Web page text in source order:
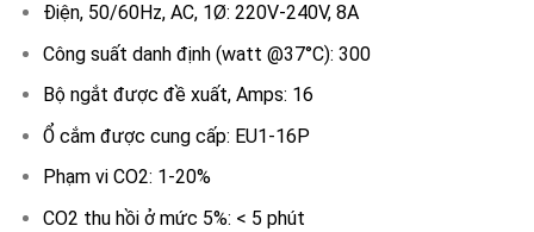
Điện, 50/60Hz, AC, 1Ø: 220V-240V, 8A
Công suất danh định (watt @37°C): 300
Bộ ngắt được đề xuất, Amps: 16
Ổ cắm được cung cấp: EU1-16P
Phạm vi CO2: 1-20%
CO2 thu hồi ở mức 5%: < 5 phút